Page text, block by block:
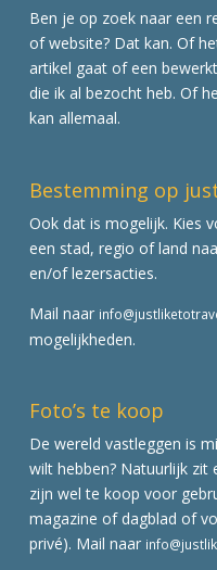
Ben je op zoek naar een
of website? Dat kan. Of
artikel gaat of een
die ik al bezocht heb. Of
kan allemaal.
Bestemming op
Ook dat is mogelijk. Kies
een stad, regio of land
en/of lezersacties.
Mail naar
mogelijkheden.
Foto’s te koop
De wereld vastleggen is
wilt hebben? Natuurlijk
zijn wel te koop voor
magazine of dagblad of
privé). Mail naar